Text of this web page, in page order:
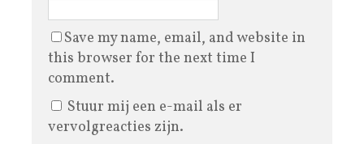
Save my name, email, and website in
this browser for the next time I
comment.
Stuur mij een e-mail als er
vervolgreacties zijn.